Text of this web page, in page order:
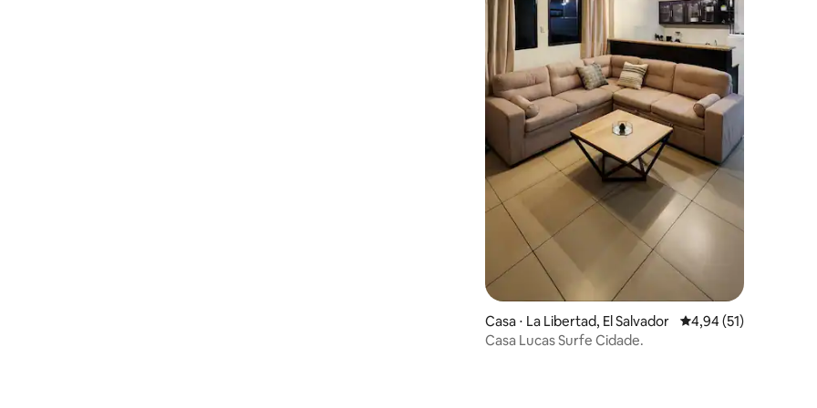
Casa ⋅ La Libertad, El Salvador 4,94 de uma
4,94 (51)
Casa Lucas Surfe Cidade.